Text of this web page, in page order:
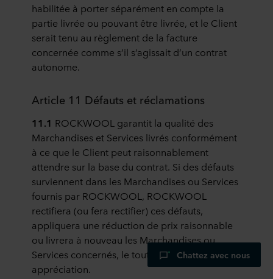
habilitée à porter séparément en compte la
partie livrée ou pouvant être livrée, et le Client
serait tenu au règlement de la facture
concernée comme s’il s’agissait d’un contrat
autonome.
Article 11 Défauts et réclamations
11.1 ROCKWOOL garantit la qualité des
Marchandises et Services livrés conformément
à ce que le Client peut raisonnablement
attendre sur la base du contrat. Si des défauts
surviennent dans les Marchandises ou Services
fournis par ROCKWOOL, ROCKWOOL
rectifiera (ou fera rectifier) ces défauts,
appliquera une réduction de prix raisonnable
ou livrera à nouveau les Marchandises ou
Services concernés, le tout exclusivement à son
appréciation.
Chattez avec nous